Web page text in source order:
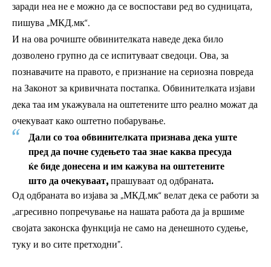
заради неа не е можно да се воспостави ред во судницата,
пишува „МКД.мк“.
И на ова рочиште обвинителката наведе дека било
дозволено групно да се испитуваат сведоци. Ова, за
познавачите на правото, е признание на сериозна повреда
на Законот за кривичната постапка. Обвинителката изјави
дека таа им укажувала на оштетените што реално можат да
очекуваат како оштетно побарување.
Дали со тоа обвинителката признава дека уште
пред да почне судењето таа знае каква пресуда
ќе биде донесена и им кажува на оштетените
што да очекуваат,прашуваат од одбраната.
Од одбраната во изјава за „МКД.мк“ велат дека се работи за
„агресивно попречување на нашата работа да ја вршиме
својата законска функција не само на денешното судење,
туку и во сите претходни”.